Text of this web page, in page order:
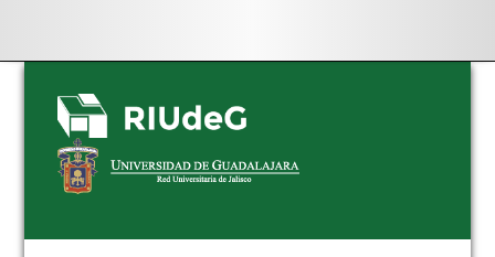
Skip
navigation